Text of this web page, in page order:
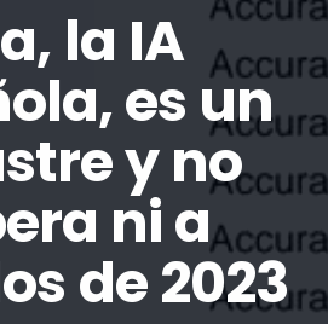
la IA
es un
y no
ni a
de 2023